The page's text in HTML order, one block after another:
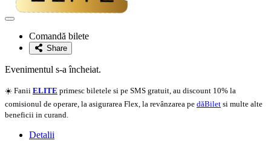
Adaugă
favoriteComandă bilete
Share
Evenimentul s-a încheiat.
☀️ Fanii ELITE primesc biletele si pe SMS gratuit, au discount 10% la
comisionul de operare, la asigurarea Flex, la revânzarea pe dăBilet si multe alte
beneficii in curand.
Detalii